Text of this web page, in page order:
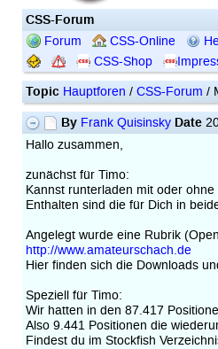
CSS-Forum
Forum CSS-Online
CSS-Shop
Topic Hauptforen / CSS-Forum /
By Frank Quisinsky Date
Hallo zusammen,
zunächst für Timo:
Kannst runterladen mit oder
Enthalten sind die für Dich in
Angelegt wurde eine Rubrik
http://www.amateurschach.de
Hier finden sich die Downloads
Speziell für Timo:
Wir hatten in den 87.417
Also 9.441 Positionen die
Findest du im Stockfish